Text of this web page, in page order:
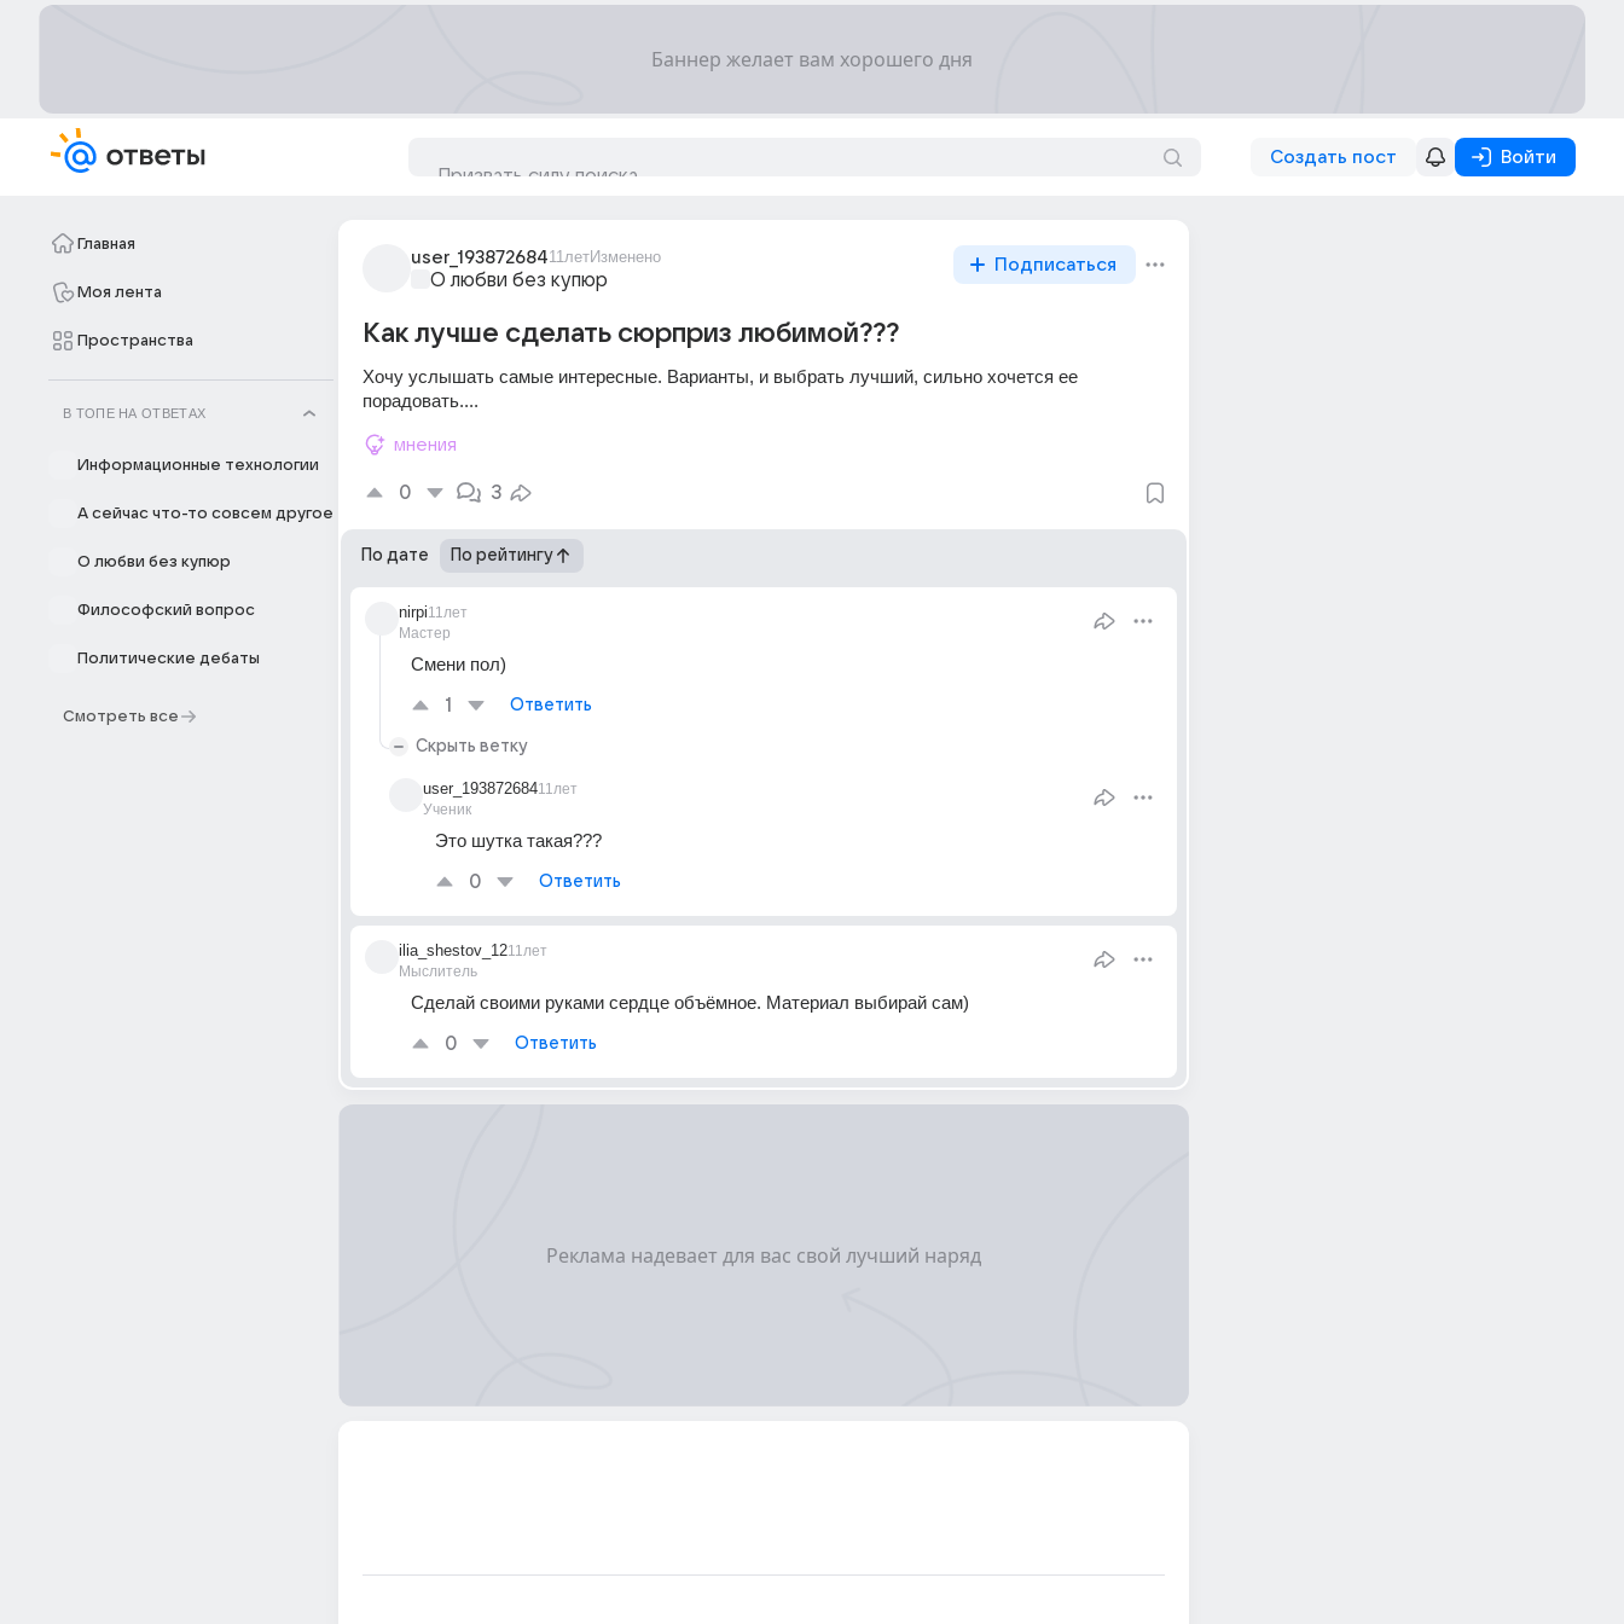
Создать пост Войти
Главная
Моя лента
Пространства
В ТОПЕ НА ОТВЕТАХ
Информационные технологии
А сейчас что-то совсем другое
О любви без купюр
Философский вопрос
Политические дебаты
Смотреть все
user_19387268411летИзменено
О любви без купюр
Подписаться
Как лучше сделать сюрприз любимой???
Хочу услышать самые интересные. Варианты, и выбрать лучший, сильно хочется ее
порадовать....
мнения
0 3
По дате По рейтингу
nirpi
Мастер
11лет
Смени пол)
1 Ответить
Скрыть ветку
user_193872684
Ученик
11лет
Это шутка такая???
0 Ответить
ilia_shestov_12
Мыслитель
11лет
Сделай своими руками сердце объёмное. Материал выбирай сам)
0 Ответить